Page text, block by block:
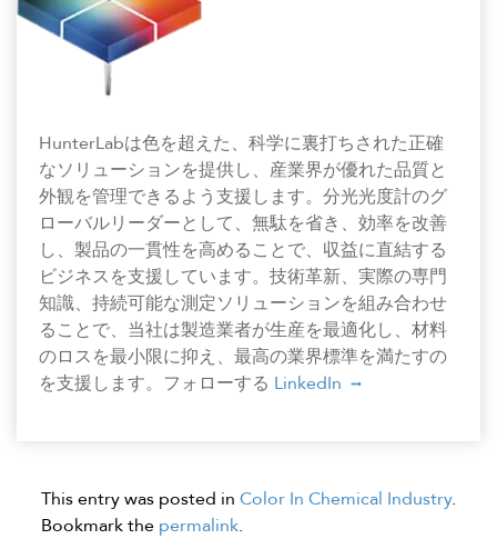
HunterLabは色を超えた、科学に裏打ちされた正確
なソリューションを提供し、産業界が優れた品質と
外観を管理できるよう支援します。分光光度計のグ
ローバルリーダーとして、無駄を省き、効率を改善
し、製品の一貫性を高めることで、収益に直結する
ビジネスを支援しています。技術革新、実際の専門
知識、持続可能な測定ソリューションを組み合わせ
ることで、当社は製造業者が生産を最適化し、材料
のロスを最小限に抑え、最高の業界標準を満たすの
を支援します。フォローする LinkedIn
This entry was posted in Color In Chemical Industry.
Bookmark the permalink.